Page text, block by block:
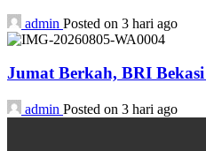
admin Posted on 3 hari ago
Jumat Berkah, BRI
admin Posted on 3 hari ago